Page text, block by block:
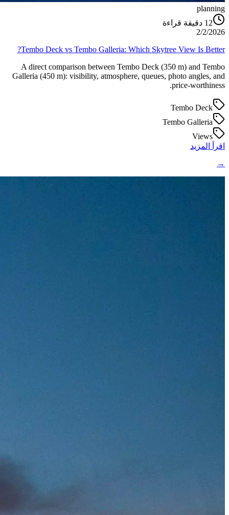
planning
12 دقيقة قراءة
2/2/2026
Tembo Deck vs Tembo Galleria: Which Skytree View Is Better?
A direct comparison between Tembo Deck (350 m) and Tembo
Galleria (450 m): visibility, atmosphere, queues, photo angles, and
price-worthiness.
Tembo Deck
Tembo Galleria
Views
اقرأ المزيد
→